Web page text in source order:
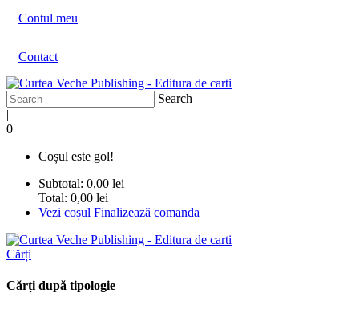
Contul meu
Contact
Search
|
0
Coșul este gol!
Subtotal: 0,00 lei
Total: 0,00 lei
Vezi coșul Finalizează comanda
Cărți
Cărți după tipologie